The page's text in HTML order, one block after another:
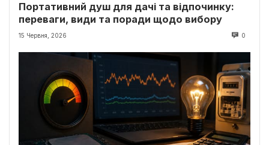
Портативний душ для дачі та відпочинку:
переваги, види та поради щодо вибору
15 Червня, 2026 0